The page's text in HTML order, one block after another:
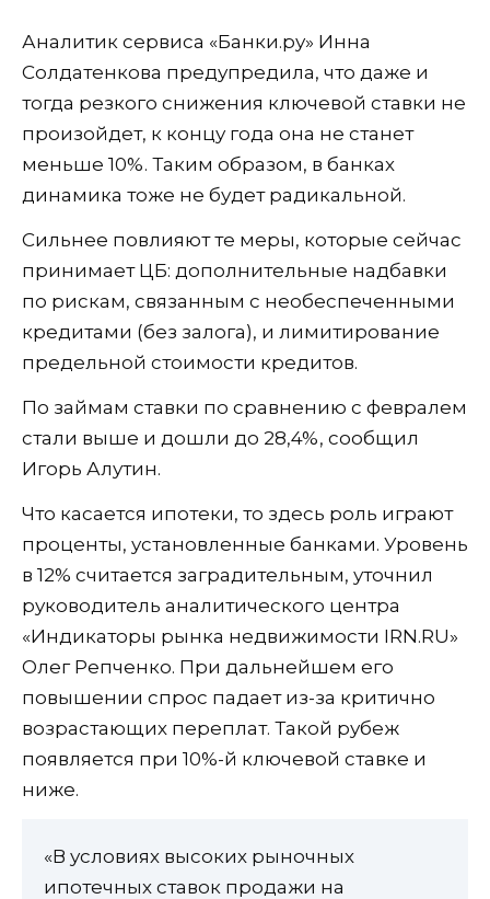
Аналитик сервиса «Банки.ру» Инна
Солдатенкова предупредила, что даже и
тогда резкого снижения ключевой ставки не
произойдет, к концу года она не станет
меньше 10%. Таким образом, в банках
динамика тоже не будет радикальной.
Сильнее повлияют те меры, которые сейчас
принимает ЦБ: дополнительные надбавки
по рискам, связанным с необеспеченными
кредитами (без залога), и лимитирование
предельной стоимости кредитов.
По займам ставки по сравнению с февралем
стали выше и дошли до 28,4%, сообщил
Игорь Алутин.
Что касается ипотеки, то здесь роль играют
проценты, установленные банками. Уровень
в 12% считается заградительным, уточнил
руководитель аналитического центра
«Индикаторы рынка недвижимости IRN.RU»
Олег Репченко. При дальнейшем его
повышении спрос падает из-за критично
возрастающих переплат. Такой рубеж
появляется при 10%-й ключевой ставке и
ниже.
«В условиях высоких рыночных
ипотечных ставок продажи на